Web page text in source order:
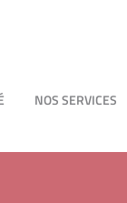
NOS SERVICES